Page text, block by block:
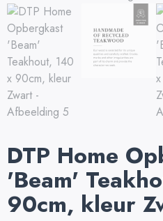
DTP Home
'Beam'
90cm, kleur